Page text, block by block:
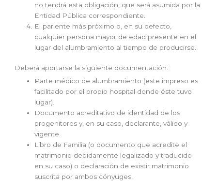
no tendrá esta obligación, que será asumida por la
Entidad Pública correspondiente.
El pariente más próximo o, en su defecto,
cualquier persona mayor de edad presente en el
lugar del alumbramiento al tiempo de producirse.
Deberá aportarse la siguiente documentación:
Parte médico de alumbramiento (este impreso es
facilitado por el propio hospital donde éste tuvo
lugar).
Documento acreditativo de identidad de los
progenitores y, en su caso, declarante, válido y
vigente.
Libro de Familia (o documento que acredite el
matrimonio debidamente legalizado y traducido
en su caso) o declaración de existir matrimonio
suscrita por ambos cónyuges.